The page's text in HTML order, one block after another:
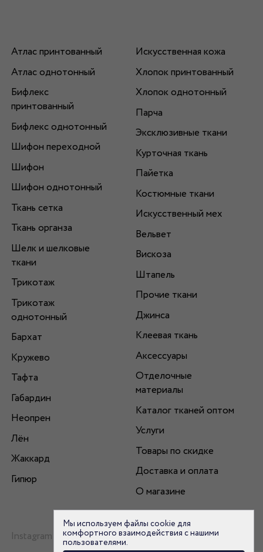
Атлас принтованный
Атлас однотонный
Бифлекс
принтованный
Бифлекс однотонный
Шифон переходной
Шифон
Шифон однотонный
Ткань сетка
Ткань органза
Шелк и шелковые
ткани
Трикотаж
Трикотаж
однотонный
Бархат
Кружево
Тафта
Габардин
Неопрен
Лён
Жаккард
Гипюр
Искусственная кожа
Хлопок принтованный
Хлопок однотонный
Парча
Эксклюзивные ткани
Курточная ткань
Пайетка
Костюмные ткани
Искусственный мех
Вельвет
Вискоза
Штапель
Прочие ткани
Джинса
Клеевая ткань
Аксессуары
Отделочные
материалы
Каталог тканей оптом
Услуги
Товары по скидке
Доставка и оплата
О магазине
Instagram
Мы используем файлы cookie для
комфортного взаимодействия с нашими
пользователями.